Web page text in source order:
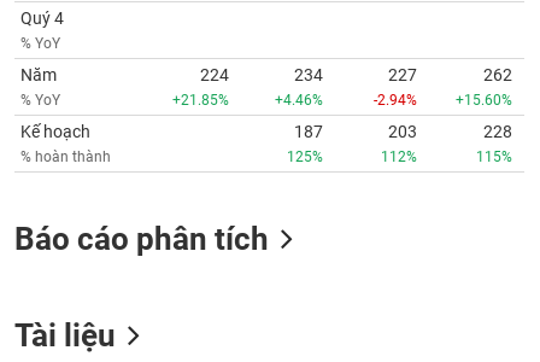
Quý 4
% YoY
Năm
% YoY
224
+21.85%
234
+4.46%
227
-2.94%
262
+15.60%
Kế hoạch
% hoàn thành
187
125%
203
112%
228
115%
Báo cáo phân tích
Tài liệu